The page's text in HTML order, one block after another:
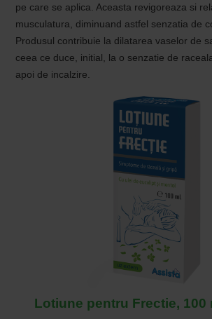
pe care se aplica. Aceasta revigoreaza si
musculatura, diminuand astfel senzatia de
Produsul contribuie la dilatarea vaselor de
ceea ce duce, initial, la o senzatie de
apoi de incalzire.
Lotiune pentru Frectie, 100